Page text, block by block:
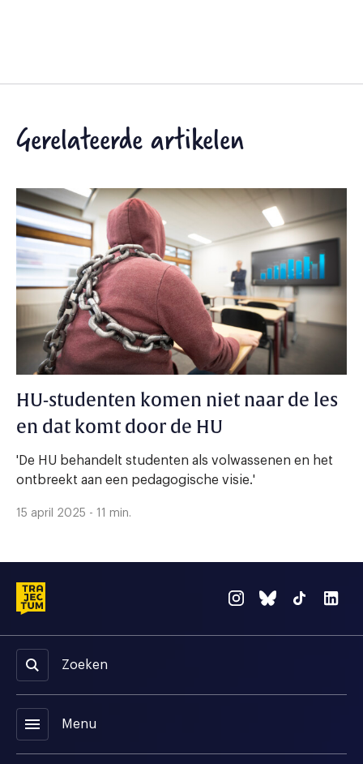
Gerelateerde artikelen
HU-studenten komen niet naar de les
en dat komt door de HU
'De HU behandelt studenten als volwassenen en het
ontbreekt aan een pedagogische visie.'
15 april 2025 - 11 min.
Zoeken
menu Menu